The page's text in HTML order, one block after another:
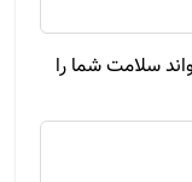
سلامت شما را